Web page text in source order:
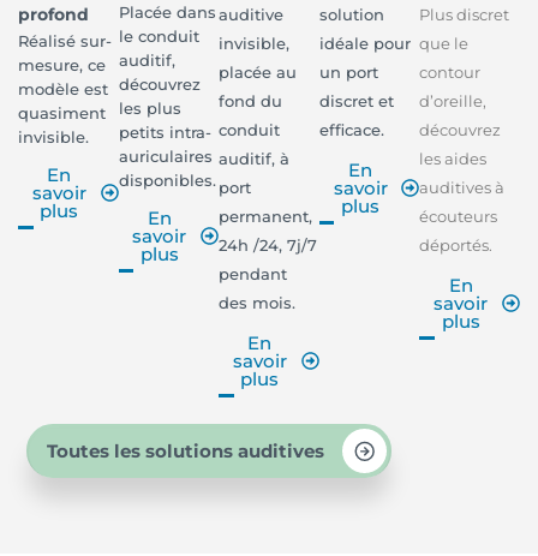
profond
Réalisé sur-
mesure, ce
modèle est
quasiment
invisible.
En
savoir
plus
Placée dans
le conduit
auditif,
découvrez
les plus
petits intra-
auriculaires
disponibles.
En
savoir
plus
auditive
invisible,
placée au
fond du
conduit
auditif, à
port
permanent,
24h /24, 7j/7
pendant
des mois.
En
savoir
plus
solution
idéale pour
un port
discret et
efficace.
En
savoir
plus
Plus discret
que le
contour
d’oreille,
découvrez
les aides
auditives à
écouteurs
déportés.
En
savoir
plus
Toutes les solutions auditives